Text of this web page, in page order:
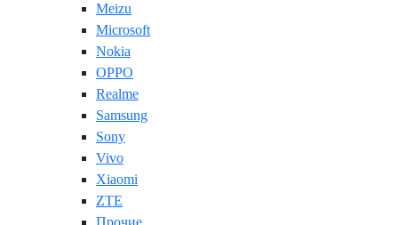
Meizu
Microsoft
Nokia
OPPO
Realme
Samsung
Sony
Vivo
Xiaomi
ZTE